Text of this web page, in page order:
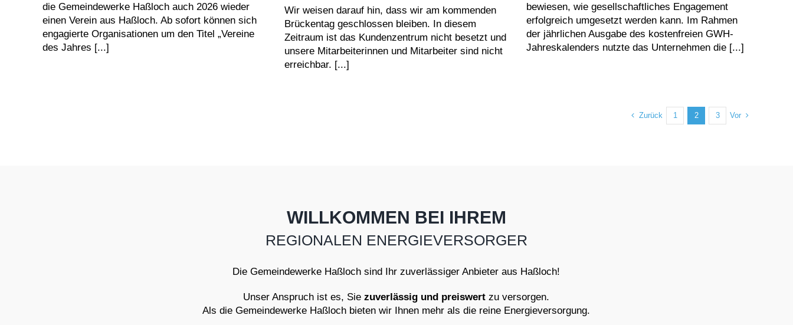
die Gemeindewerke Haßloch auch 2026 wieder
einen Verein aus Haßloch. Ab sofort können sich
engagierte Organisationen um den Titel „Vereine
des Jahres [...]
Wir weisen darauf hin, dass wir am kommenden
Brückentag geschlossen bleiben. In diesem
Zeitraum ist das Kundenzentrum nicht besetzt und
unsere Mitarbeiterinnen und Mitarbeiter sind nicht
erreichbar. [...]
bewiesen, wie gesellschaftliches Engagement
erfolgreich umgesetzt werden kann. Im Rahmen
der jährlichen Ausgabe des kostenfreien GWH-
Jahreskalenders nutzte das Unternehmen die [...]
Zurück 1 2 3 Vor
WILLKOMMEN BEI IHREM
REGIONALEN ENERGIEVERSORGER
Die Gemeindewerke Haßloch sind Ihr zuverlässiger Anbieter aus Haßloch!
Unser Anspruch ist es, Siezuverlässig und preiswert zu versorgen.
Als die Gemeindewerke Haßloch bieten wir Ihnen mehr als die reine Energieversorgung.